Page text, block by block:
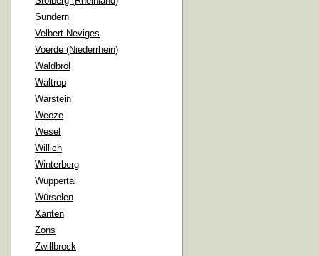
Sundern
Velbert-Neviges
Voerde (Niederrhein)
Waldbröl
Waltrop
Warstein
Weeze
Wesel
Willich
Winterberg
Wuppertal
Würselen
Xanten
Zons
Zwillbrock